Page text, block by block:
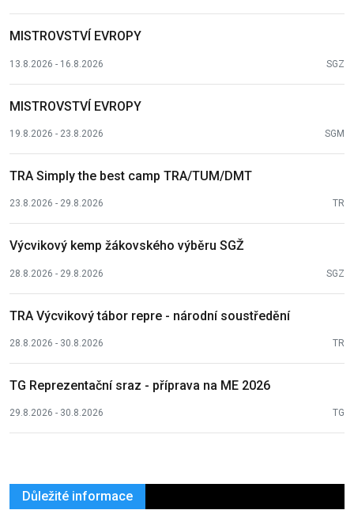
MISTROVSTVÍ EVROPY
13.8.2026 - 16.8.2026 SGZ
MISTROVSTVÍ EVROPY
19.8.2026 - 23.8.2026 SGM
TRA Simply the best camp TRA/TUM/DMT
23.8.2026 - 29.8.2026 TR
Výcvikový kemp žákovského výběru SGŽ
28.8.2026 - 29.8.2026 SGZ
TRA Výcvikový tábor repre - národní soustředění
28.8.2026 - 30.8.2026 TR
TG Reprezentační sraz - příprava na ME 2026
29.8.2026 - 30.8.2026 TG
Důležité informace